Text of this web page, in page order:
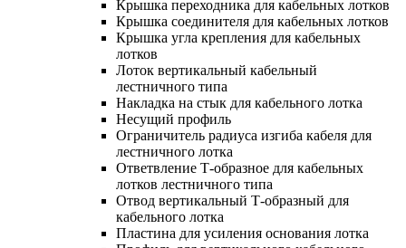
Крышка переходника для кабельных лотков
Крышка соединителя для кабельных лотков
Крышка угла крепления для кабельных
лотков
Лоток вертикальный кабельный
лестничного типа
Накладка на стык для кабельного лотка
Несущий профиль
Ограничитель радиуса изгиба кабеля для
лестничного лотка
Ответвление Т-образное для кабельных
лотков лестничного типа
Отвод вертикальный Т-образный для
кабельного лотка
Пластина для усиления основания лотка